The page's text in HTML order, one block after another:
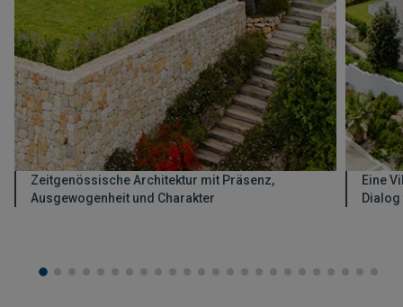
Zeitgenössische Architektur mit Präsenz,
Ausgewogenheit und Charakter
Eine